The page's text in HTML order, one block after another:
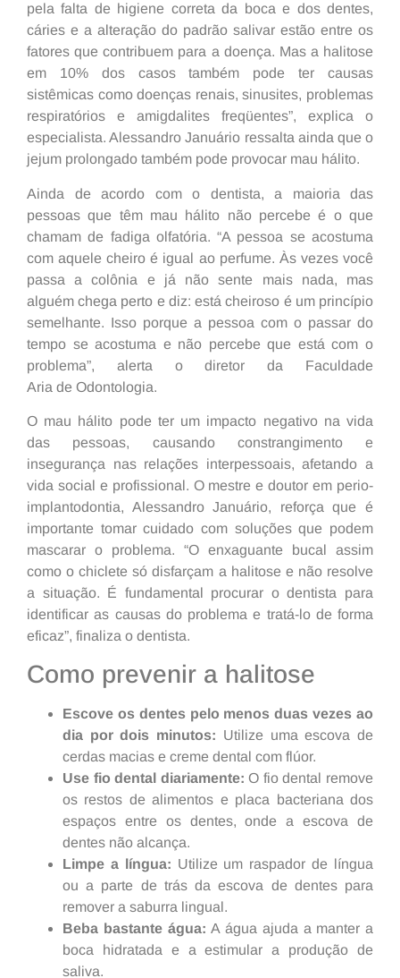
pela falta de higiene correta da boca e dos dentes,
cáries e a alteração do padrão salivar estão entre os
fatores que contribuem para a doença. Mas a halitose
em 10% dos casos também pode ter causas
sistêmicas como doenças renais, sinusites, problemas
respiratórios e amigdalites freqüentes”, explica o
especialista. Alessandro Januário ressalta ainda que o
jejum prolongado também pode provocar mau hálito.
Ainda de acordo com o dentista, a maioria das
pessoas que têm mau hálito não percebe é o que
chamam de fadiga olfatória. “A pessoa se acostuma
com aquele cheiro é igual ao perfume. Às vezes você
passa a colônia e já não sente mais nada, mas
alguém chega perto e diz: está cheiroso é um princípio
semelhante. Isso porque a pessoa com o passar do
tempo se acostuma e não percebe que está com o
problema”, alerta o diretor da Faculdade
Aria de Odontologia.
O mau hálito pode ter um impacto negativo na vida
das pessoas, causando constrangimento e
insegurança nas relações interpessoais, afetando a
vida social e profissional. O mestre e doutor em perio-
implantodontia, Alessandro Januário, reforça que é
importante tomar cuidado com soluções que podem
mascarar o problema. “O enxaguante bucal assim
como o chiclete só disfarçam a halitose e não resolve
a situação. É fundamental procurar o dentista para
identificar as causas do problema e tratá-lo de forma
eficaz”, finaliza o dentista.
Como prevenir a halitose
Escove os dentes pelo menos duas vezes ao
dia por dois minutos: Utilize uma escova de
cerdas macias e creme dental com flúor.
Use fio dental diariamente: O fio dental remove
os restos de alimentos e placa bacteriana dos
espaços entre os dentes, onde a escova de
dentes não alcança.
Limpe a língua: Utilize um raspador de língua
ou a parte de trás da escova de dentes para
remover a saburra lingual.
Beba bastante água: A água ajuda a manter a
boca hidratada e a estimular a produção de
saliva.